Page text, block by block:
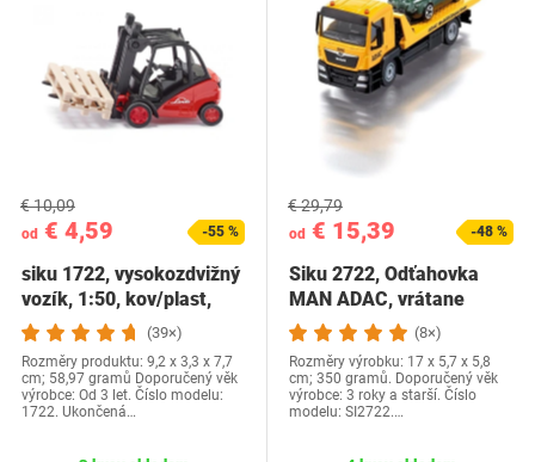
od € 4,59
€ 10,09
-55 %
siku 1722, vysokozdvižný
vozík, 1:50, kov/plast,
červená,…
(39×)
Rozměry produktu: 9,2 x 3,3 x 7,7
cm; 58,97 gramů Doporučený věk
výrobce: Od 3 let. Číslo modelu:
1722. Ukončená…
od € 15,39
€ 29,79
-48 %
Siku 2722, Odťahovka
MAN ADAC, vrátane
autíčka na…
(8×)
Rozměry výrobku: 17 x 5,7 x 5,8
cm; 350 gramů. Doporučený věk
výrobce: 3 roky a starší. Číslo
modelu: SI2722.…